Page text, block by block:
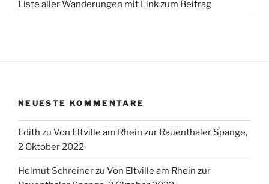
Liste aller Wanderungen mit Link zum Beitrag
NEUESTE KOMMENTARE
Edith zu Von Eltville am Rhein zur Rauenthaler Spange,
2 Oktober 2022
Helmut Schreinerzu Von Eltville am Rhein zur